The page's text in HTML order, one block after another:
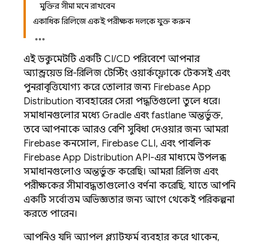
মুক্তির সীমা মনে রাখবেন
একাধিক রিলিজে একই পরীক্ষক দলকে যুক্ত করুন
এই ডকুমেন্টটি একটি CI/CD পরিবেশে আপনার
অ্যান্ড্রয়েড প্রি-রিলিজ টেস্টিং ওয়ার্কফ্লোকে টেকসই এবং
পুনরাবৃত্তিযোগ্য করে তোলার জন্য Firebase App
Distribution ব্যবহারের সেরা পদ্ধতিগুলো তুলে ধরে।
সমাধানগুলোর মধ্যে Gradle এবং fastlane অন্তর্ভুক্ত,
তবে আপনাকে আরও বেশি সুবিধা দেওয়ার জন্য আমরা
Firebase কনসোল, Firebase CLI, এবং পাবলিক
Firebase App Distribution API-এর মাধ্যমে উপলব্ধ
সমাধানগুলোও অন্তর্ভুক্ত করেছি। আমরা রিলিজ এবং
পরীক্ষকের সীমাবদ্ধতাগুলোও বর্ণনা করেছি, যাতে আপনি
একটি সর্বোত্তম অভিজ্ঞতার জন্য আগে থেকেই পরিকল্পনা
করতে পারেন।
আপনিও যদি অ্যাপল প্ল্যাটফর্ম ব্যবহার করে থাকেন,